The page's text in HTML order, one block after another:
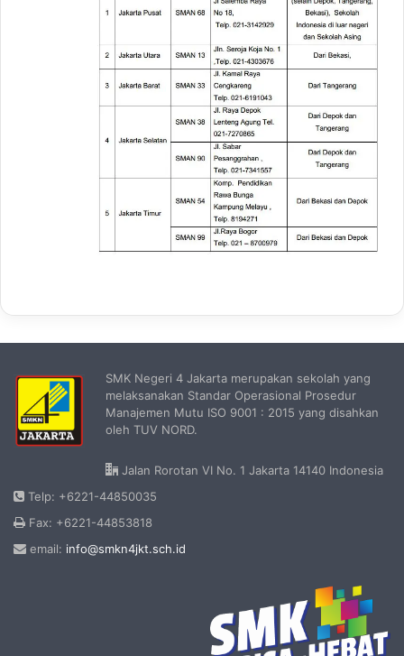
SMK Negeri 4 Jakarta merupakan sekolah yang
melaksanakan Standar Operasional Prosedur
Manajemen Mutu ISO 9001 : 2015 yang disahkan
oleh TUV NORD.
Jalan Rorotan VI No. 1 Jakarta 14140 Indonesia
Telp: +6221-44850035
Fax: +6221-44853818
email: info@smkn4jkt.sch.id